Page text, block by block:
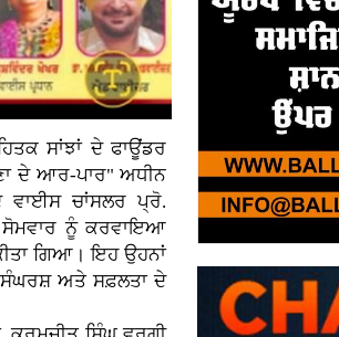
ਸਾਂਝਾਂ ਦੇ ਫਾਊਂਡਰ
ਦੇ ਆਰ-ਪਾਰ" ਅਧੀਨ
ਵਾਈਸ ਚਾਂਸਲਰ ਪ੍ਰੋ.
ਸੋਮਵਾਰ ਨੂੰ ਕਰਵਾਇਆ
ਗਿਆ। ਇਹ ਉਹਨਾਂ
ਅਤੇ ਸਫ਼ਲਤਾ ਦੇ